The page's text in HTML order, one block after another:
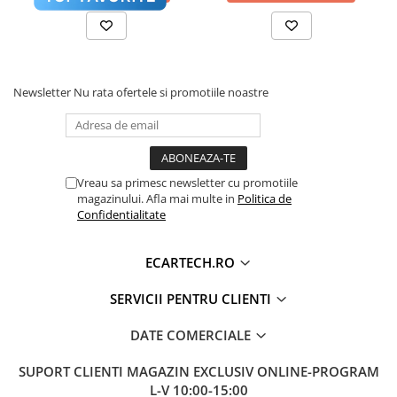
Aparate de lipit si capsat
Prelungitoare
Aeroterme
Dezumidificatoare
Boxe & Subwoofer Auto
Subwoofer Auto
Amplificatoare auto
TOUCHSCREEN HD CAPACITIV,
REGLABILA
RCA VIDEO
DA
SUBWOOFER
DA
DA (PRELUARE COMENZI VOLAN, UNDE
NU PRIN CANBUS
CAMERA
DA SUPORTA
Newsletter Nu rata ofertele si promotiile noastre
Vreau sa primesc newsletter cu promotiile
magazinului. Afla mai multe in Politica de
Confidentialitate
ECARTECH.RO
SERVICII PENTRU CLIENTI
DATE COMERCIALE
SUPORT CLIENTI MAGAZIN EXCLUSIV ONLINE-PROGRAM
L-V 10:00-15:00